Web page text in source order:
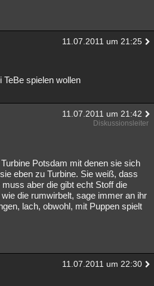
11.07.2011 um 21:25
spielen wollen
11.07.2011 um 21:42
Diskussionsleiter
Potsdam mit denen sie sich
eben zu Turbine. Sie weiß, dass
aber die gibt echt Stoff die
die rumwirbelt, sage immer an ihr
lach, obwohl, mit Puppen spielt
11.07.2011 um 22:30